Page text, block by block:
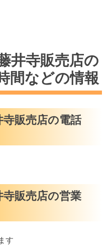
井寺販売店の
間などの情報
寺販売店の電話
販売店の営業
す